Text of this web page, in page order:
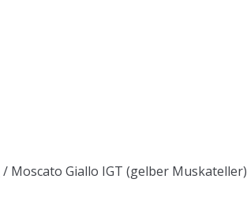
/ Moscato Giallo IGT (gelber Muskateller)